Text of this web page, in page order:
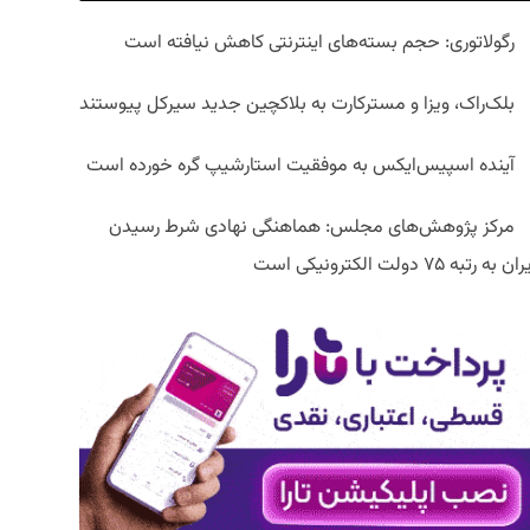
رگولاتوری: حجم بسته‌های اینترنتی کاهش نیافته است
بلک‌راک، ویزا و مسترکارت به بلاکچین جدید سیرکل پیوستند
آینده اسپیس‌ایکس به موفقیت استارشیپ گره خورده است
مرکز پژوهش‌های مجلس: هماهنگی نهادی شرط رسیدن
به رتبه ۷۵ دولت الکترونیکی است